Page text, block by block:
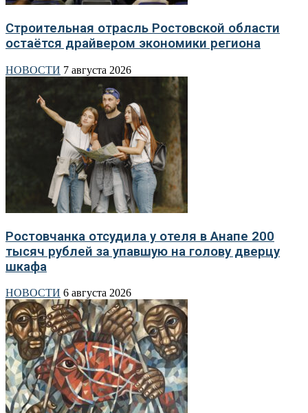
Строительная отрасль Ростовской области
остаётся драйвером экономики региона
НОВОСТИ 7 августа 2026
Ростовчанка отсудила у отеля в Анапе 200
тысяч рублей за упавшую на голову дверцу
шкафа
НОВОСТИ 6 августа 2026